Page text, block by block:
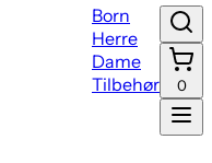
Born
Herre
Dame
Tilbehør
0